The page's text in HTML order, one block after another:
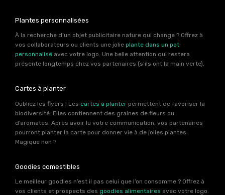
Plantes personnalisées
À la recherche d’un objet publicitaire nature qui change ? Offrez à
vos collaborateurs ou clients une jolie plante dans un pot
personnalisé avec votre logo. Une belle attention qui restera
présente longtemps chez vos partenaires (s’ils ont la main verte).
Cartes à planter
Oubliez les flyers ! Les cartes à planter permettent de favoriser la
biodiversité. Elles contiennent des graines de fleurs ou
d’aromates. Après avoir lu votre communication, vos partenaires
pourront planter la carte pour donner vie à de jolies plantes.
Magique non ?
Goodies comestibles
Le meilleur goodies n’est il pas celui que l’on consomme ? Offrez à
vos clients et prospects des goodies alimentaires avec votre logo.